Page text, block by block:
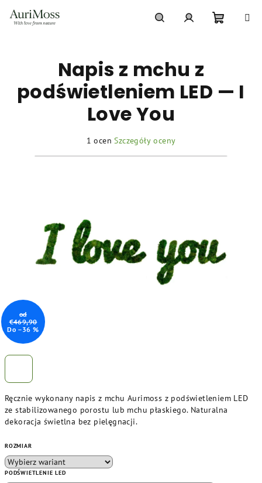
się
Ręcznie wykonany napis z mchu Aurimoss z podświetleniem LED
ze stabilizowanego porostu lub mchu płaskiego. Naturalna
dekoracja świetlna bez pielęgnacji.
ROZMIAR
PODŚWIETLENIE LED
Napis z mchu z
podświetleniem LED — I
Love You
Średnia
gwiazdek.
1 ocen Szczegóły oceny
od
€469,90
Do –36 %